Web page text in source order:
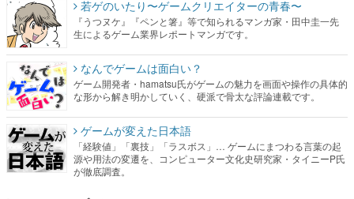
なんでゲームは面白い？
ゲーム開発者・hamatsu氏がゲームの魅力を画面や操作の具体的
な形から解き明かしていく、硬派で骨太な評論連載です。
ゲームが変えた日本語
「経験値」「裏技」「ラスボス」… ゲームにまつわる言葉の起
源や用法の変遷を、コンピューター文化史研究家・タイニーP氏
カテゴリ